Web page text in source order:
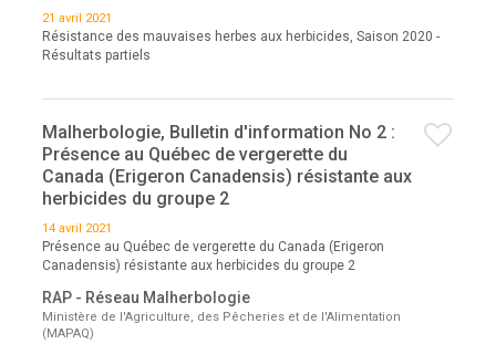
21 avril 2021
Résistance des mauvaises herbes aux herbicides, Saison 2020 -
Résultats partiels
Malherbologie, Bulletin d'information No 2 :
Présence au Québec de vergerette du
Canada (Erigeron Canadensis) résistante aux
herbicides du groupe 2
14 avril 2021
Présence au Québec de vergerette du Canada (Erigeron
Canadensis) résistante aux herbicides du groupe 2
RAP - Réseau Malherbologie
Ministère de l'Agriculture, des Pêcheries et de l'Alimentation
(MAPAQ)